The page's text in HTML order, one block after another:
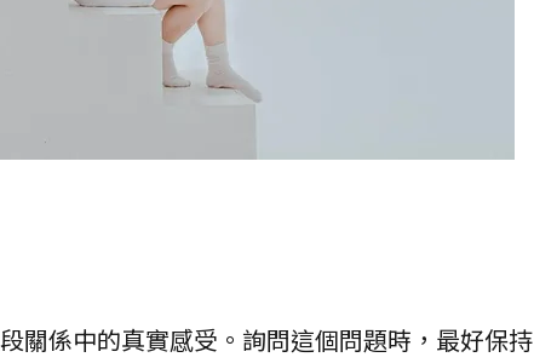
關係中的真實感受。詢問這個問題時，最好保持